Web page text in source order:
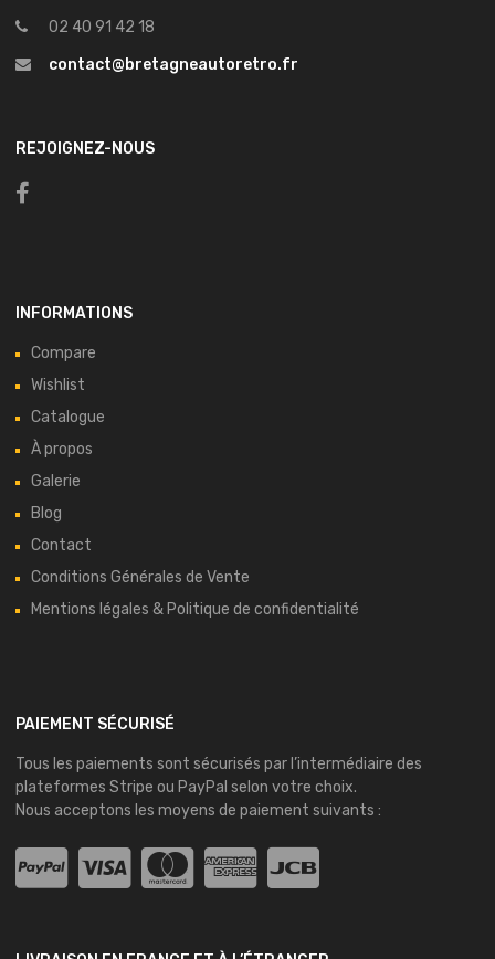
02 40 91 42 18
contact@bretagneautoretro.fr
REJOIGNEZ-NOUS
INFORMATIONS
Compare
Wishlist
Catalogue
À propos
Galerie
Blog
Contact
Conditions Générales de Vente
Mentions légales & Politique de confidentialité
PAIEMENT SÉCURISÉ
Tous les paiements sont sécurisés par l’intermédiaire des
plateformes Stripe ou PayPal selon votre choix.
Nous acceptons les moyens de paiement suivants :